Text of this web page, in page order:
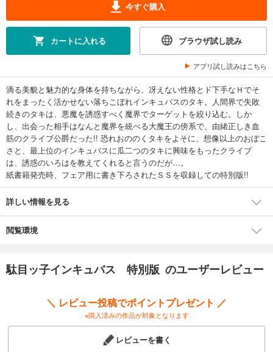
今すぐ購入
カートに入れる ブラウザ試し読み
アプリ試し読みはこちら
滴る美貌と魅力的な身体を持ちながら、冴えない性格とド下手なＨでそ
れをまったく活かせない落ちこぼれインキュバスのタキ。人間界で失敗
続きのタキは、悪魔を誘惑すべく魔界でターゲットを絞り込む。しか
し、出会った相手はなんと魔界を統べる大魔王の傍系で、由緒正しき血
筋のクライブ公爵だった!! 恐れおののくタキをよそに、想像以上のおぼこ
さと、最上位のインキュバスに瓜二つのタキに興味をもったクライブ
は、誘惑のいろはを教えてくれると言うのだが…。
紙書籍発売時、フェア用に書き下ろされたＳＳを収録しての特別版!!
詳しい情報を見る
閲覧環境
駄目ッ子インキュバス 特別版 のユーザーレビュー
＼ レビュー投稿でポイントプレゼント ／
※購入済みの作品が対象となります
レビューを書く